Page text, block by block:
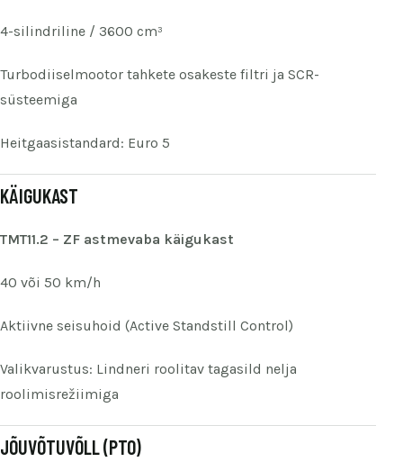
4-silindriline / 3600 cm³
Turbodiiselmootor tahkete osakeste filtri ja SCR-
süsteemiga
Heitgaasistandard: Euro 5
KÄIGUKAST
TMT11.2 – ZF astmevaba käigukast
40 või 50 km/h
Aktiivne seisuhoid (Active Standstill Control)
Valikvarustus: Lindneri roolitav tagasild nelja
roolimisrežiimiga
JÕUVÕTUVÕLL (PTO)